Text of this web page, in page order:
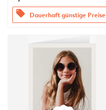
offers Dauerhaft günstige Preise